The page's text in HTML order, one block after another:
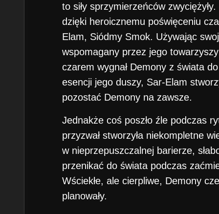
to siły sprzymierzeńców
dzięki heroicznemu poświęceniu
Elam, Siódmy Smok. Używając
wspomagany przez jego
czarem wygnał Demony z świata
esencji jego duszy, Sar-Elam
pozostać Demony na zawsze.
Jednakże coś poszło źle podczas
przyzwał stworzyła niekompletne
w nieprzepuszczalnej barierze,
przenikać do świata podczas
Wściekłe, ale cierpliwe, Demony
planowały.